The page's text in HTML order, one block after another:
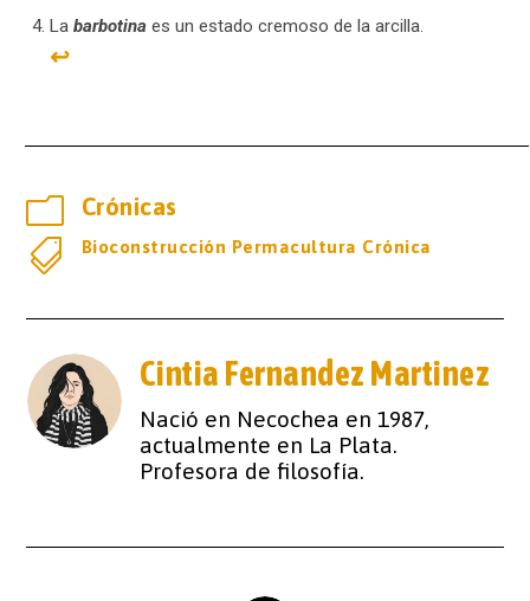
Labarbotinaes un estado cremoso de la arcilla.
↩︎
m Crónicas
 Bioconstrucción Permacultura Crónica
Cintia Fernandez Martinez
Nació en Necochea en 1987,
actualmente en La Plata.
Profesora de filosofía.